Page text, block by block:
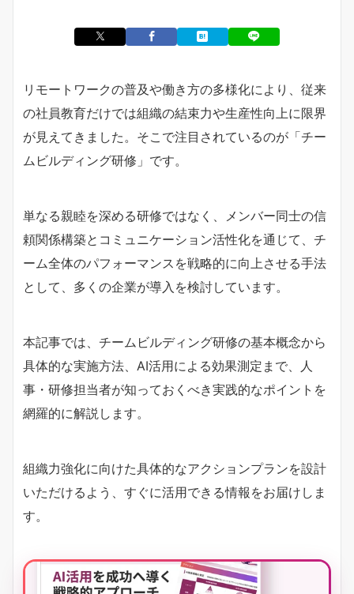
リモートワークの普及や働き方の多様化により、従来
の社員教育だけでは組織の結束力や生産性向上に限界
が見えてきました。そこで注目されているのが「チー
ムビルディング研修」です。
単なる親睦を深める研修ではなく、メンバー同士の信
頼関係構築とコミュニケーション活性化を通じて、チ
ーム全体のパフォーマンスを戦略的に向上させる手法
として、多くの企業が導入を検討しています。
本記事では、チームビルディング研修の基本概念から
具体的な実施方法、AI活用による効果測定まで、人
事・研修担当者が知っておくべき実践的なポイントを
網羅的に解説します。
組織力強化に向けた具体的なアクションプランを設計
いただけるよう、すぐに活用できる情報をお届けしま
す。